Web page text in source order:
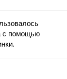
с помощью